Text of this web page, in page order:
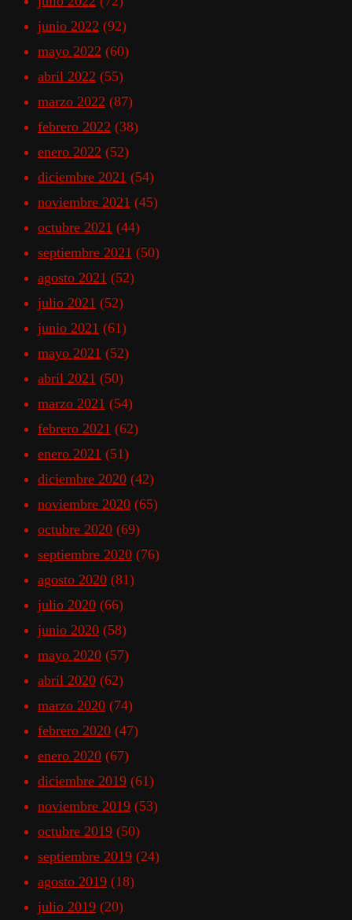
junio 2022 (92)
mayo 2022 (60)
abril 2022 (55)
marzo 2022 (87)
febrero 2022 (38)
enero 2022 (52)
diciembre 2021 (54)
noviembre 2021 (45)
octubre 2021 (44)
septiembre 2021 (50)
agosto 2021 (52)
julio 2021 (52)
junio 2021 (61)
mayo 2021 (52)
abril 2021 (50)
marzo 2021 (54)
febrero 2021 (62)
enero 2021 (51)
diciembre 2020 (42)
noviembre 2020 (65)
octubre 2020 (69)
septiembre 2020 (76)
agosto 2020 (81)
julio 2020 (66)
junio 2020 (58)
mayo 2020 (57)
abril 2020 (62)
marzo 2020 (74)
febrero 2020 (47)
enero 2020 (67)
diciembre 2019 (61)
noviembre 2019 (53)
octubre 2019 (50)
septiembre 2019 (24)
agosto 2019 (18)
julio 2019 (20)